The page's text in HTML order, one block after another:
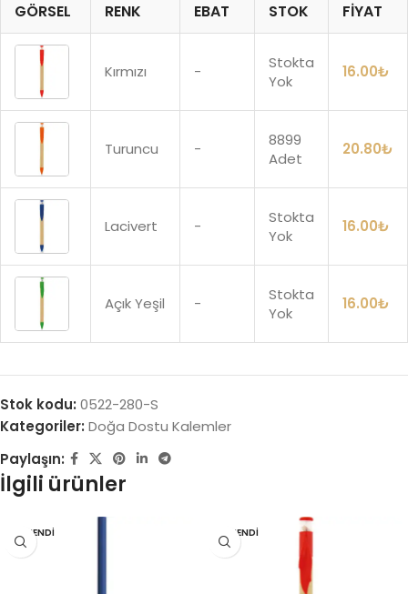
GÖRSEL RENK EBAT STOK FIYAT
Kırmızı -
Stokta
Yok
16.00₺
Turuncu -
8899
Adet
20.80₺
Lacivert -
Stokta
Yok
16.00₺
Açık Yeşil -
Stokta
Yok
16.00₺
Stok kodu: 0522-280-S
Kategoriler: Doğa Dostu Kalemler
Paylaşın:
İlgili ürünler
TÜKENDI TÜKENDI